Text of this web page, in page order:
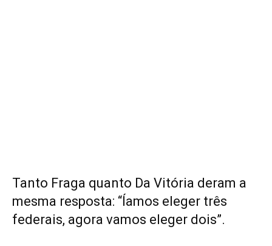
Tanto Fraga quanto Da Vitória deram a
mesma resposta: “Íamos eleger três
federais, agora vamos eleger dois”.